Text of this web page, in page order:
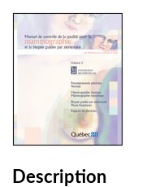
Description